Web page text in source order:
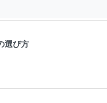
選び方